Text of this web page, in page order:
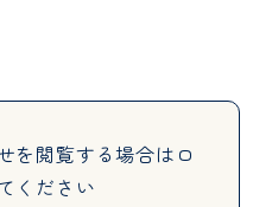
を閲覧する場合は ロ
ください